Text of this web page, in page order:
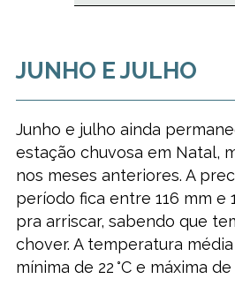
JUNHO E JULHO
Junho e julho ainda
estação chuvosa em Natal,
nos meses anteriores. A
período fica entre 116 mm e
pra arriscar, sabendo que
chover. A temperatura
mínima de 22 °C e máxima de